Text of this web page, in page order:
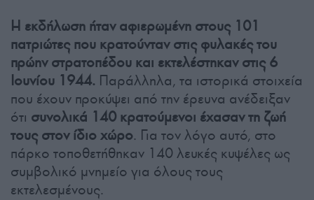
Η εκδήλωση ήταν αφιερωμένη στους 101
πατριώτες που κρατούνταν στις φυλακές του
πρώην στρατοπέδου και εκτελέστηκαν στις 6
Ιουνίου 1944. Παράλληλα, τα ιστορικά στοιχεία
που έχουν προκύψει από την έρευνα ανέδειξαν
ότι συνολικά 140 κρατούμενοι έχασαν τη ζωή
τους στον ίδιο χώρο. Για τον λόγο αυτό, στο
πάρκο τοποθετήθηκαν 140 λευκές κυψέλες ως
συμβολικό μνημείο για όλους τους
εκτελεσμένους.